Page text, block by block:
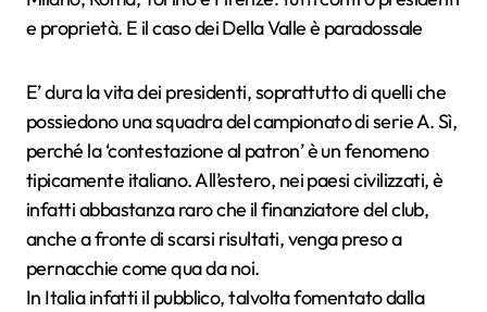
e proprietà. E il caso dei Della Valle è paradossale
E’ dura la vita dei presidenti, soprattutto di quelli che
possiedono una squadra del campionato di serie A. Sì,
perché la ‘contestazione al patron’ è un fenomeno
tipicamente italiano. All’estero, nei paesi civilizzati, è
infatti abbastanza raro che il finanziatore del club,
anche a fronte di scarsi risultati, venga preso a
pernacchie come qua da noi.
In Italia infatti il pubblico, talvolta fomentato dalla